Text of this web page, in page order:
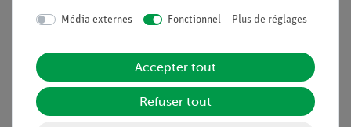
des masses différentes. Ils savent que les deux objets sont
cette propriété est appelée densité ; elle est définie comme le
quotient de la masse et du volume :
m/Ven g/cm3
Média externes Fonctionnel Plus de réglages
Accepter tout
Refuser tout